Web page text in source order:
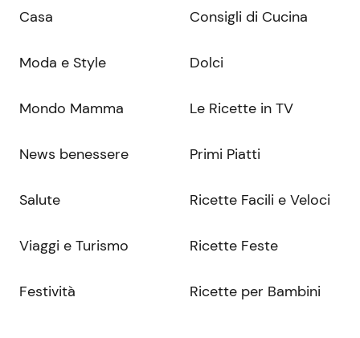
Casa
Moda e Style
Mondo Mamma
News benessere
Salute
Viaggi e Turismo
Festività
Consigli di Cucina
Dolci
Le Ricette in TV
Primi Piatti
Ricette Facili e Veloci
Ricette Feste
Ricette per Bambini